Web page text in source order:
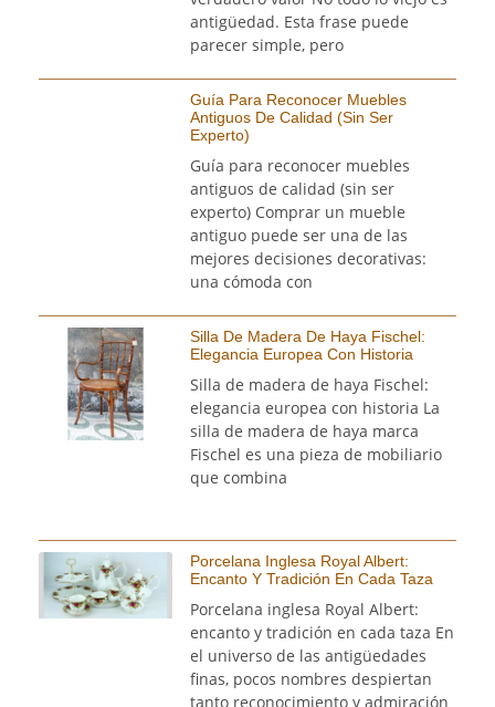
antigüedad. Esta frase puede
parecer simple, pero
Guía Para Reconocer Muebles
Antiguos De Calidad (sin Ser
Experto)
Guía para reconocer muebles
antiguos de calidad (sin ser
experto) Comprar un mueble
antiguo puede ser una de las
mejores decisiones decorativas:
una cómoda con
Silla De Madera De Haya Fischel:
Elegancia Europea Con Historia
Silla de madera de haya Fischel:
elegancia europea con historia La
silla de madera de haya marca
Fischel es una pieza de mobiliario
que combina
Porcelana Inglesa Royal Albert:
Encanto Y Tradición En Cada Taza
Porcelana inglesa Royal Albert:
encanto y tradición en cada taza En
el universo de las antigüedades
finas, pocos nombres despiertan
tanto reconocimiento y admiración